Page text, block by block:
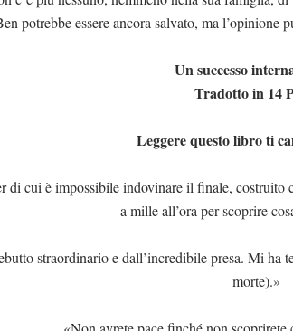
potrebbe essere ancora salvato, ma l’opinione
Un successo
Tradotto in 14
Leggere questo libro ti
di cui è impossibile indovinare il finale, costruito
a mille all’ora per scoprire
straordinario e dall’incredibile presa. Mi ha
morte).»